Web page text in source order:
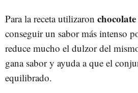
Para la receta utilizaron
conseguir un sabor más intenso
reduce mucho el dulzor del
gana sabor y ayuda a que el
equilibrado.